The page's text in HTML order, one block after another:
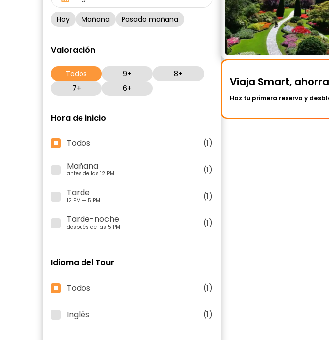
Hoy Mañana Pasado mañana
Valoración
Todos 9+
8+
7+
6+
Hora de inicio
Todos
(1)
Mañana
antes de las 12 PM
(1)
Tarde
12 PM — 5 PM
(1)
Tarde-noche
después de las 5 PM (1)
Idioma del Tour
Todos (1)
Inglés (1)
Viaja Smart,
Haz tu primera reserva y